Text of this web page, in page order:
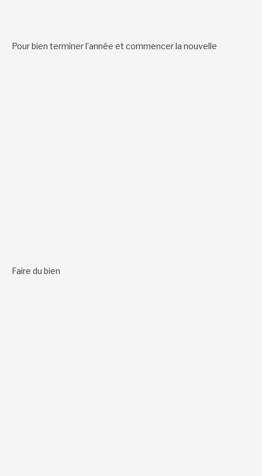
Pour bien terminer l’année et commencer la nouvelle
Faire du bien